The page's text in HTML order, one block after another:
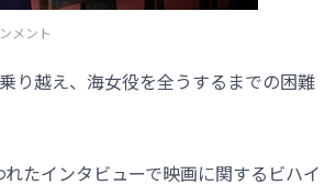
メント
り越え、海女役を全うするまでの困難
たインタビューで映画に関するビハイ